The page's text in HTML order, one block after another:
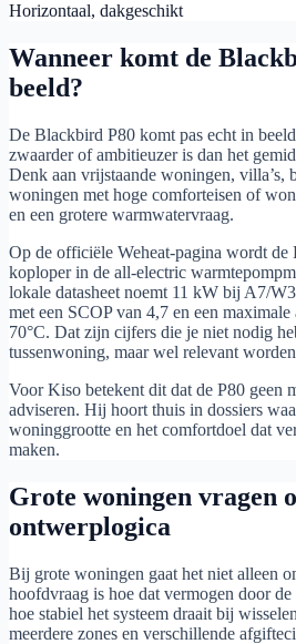
Horizontaal, dakgeschikt
Wanneer komt de
beeld?
De Blackbird P80 komt pas echt in
zwaarder of ambitieuzer is dan het
Denk aan vrijstaande woningen, villa’s,
woningen met hoge comforteisen of
en een grotere warmwatervraag.
Op de officiële Weheat-pagina wordt de
koploper in de all-electric
lokale datasheet noemt 11 kW bij A7/
met een SCOP van 4,7 en een
70°C. Dat zijn cijfers die je niet nodig
tussenwoning, maar wel relevant
Voor Kiso betekent dit dat de P80 geen
adviseren. Hij hoort thuis in dossiers
woninggrootte en het comfortdoel dat
maken.
Grote woningen vragen
ontwerplogica
Bij grote woningen gaat het niet alleen
hoofdvraag is hoe dat vermogen door
hoe stabiel het systeem draait bij
meerdere zones en verschillende